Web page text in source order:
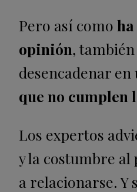
Pero así como
opinión,
desencadenar
que no cumplen
Los expertos
y la costumbre al
a relacionarse. Y